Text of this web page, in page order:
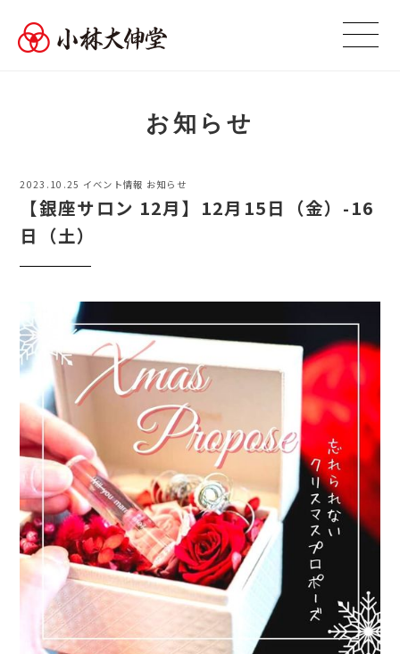
お知らせ
2023.10.25 イベント情報 お知らせ
【銀座サロン 12月】12月15日（金）-16
日（土）